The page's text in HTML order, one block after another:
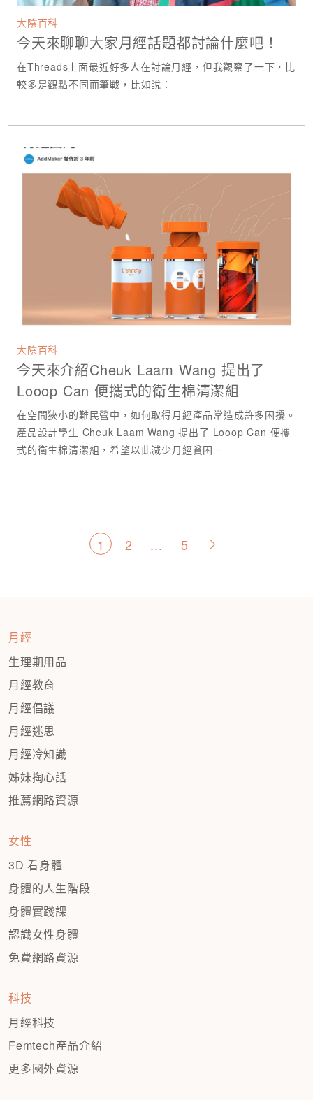
大陰百科
今天來聊聊大家月經話題都討論什麼吧！
在Threads上面最近好多人在討論月經，但我觀察了一下，比
較多是觀點不同而筆戰，比如說：
大陰百科
今天來介紹Cheuk Laam Wang 提出了
Looop Can 便攜式的衛生棉清潔組
在空間狹小的難民營中，如何取得月經產品常造成許多困擾。
產品設計學生 Cheuk Laam Wang 提出了 Looop Can 便攜
式的衛生棉清潔組，希望以此減少月經貧困。
文
1 2 ... 5 >
月經
生理期用品
月經教育
月經倡議
月經迷思
月經冷知識
姊妹掏心話
推薦網路資源
女性
3D 看身體
身體的人生階段
身體實踐課
認識女性身體
免費網路資源
科技
月經科技
Femtech產品介紹
更多國外資源